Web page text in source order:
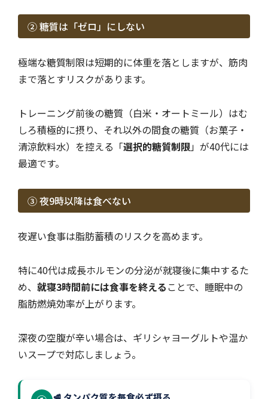
② 糖質は「ゼロ」にしない
極端な糖質制限は短期的に体重を落としますが、筋肉
まで落とすリスクがあります。
トレーニング前後の糖質（白米・オートミール）はむ
しろ積極的に摂り、それ以外の間食の糖質（お菓子・
清涼飲料水）を控える「選択的糖質制限」が40代には
最適です。
③ 夜9時以降は食べない
夜遅い食事は脂肪蓄積のリスクを高めます。
特に40代は成長ホルモンの分泌が就寝後に集中するた
め、 就寝3時間前には食事を終える ことで、睡眠中の
脂肪燃焼効率が上がります。
深夜の空腹が辛い場合は、ギリシャヨーグルトや温か
いスープで対応しましょう。